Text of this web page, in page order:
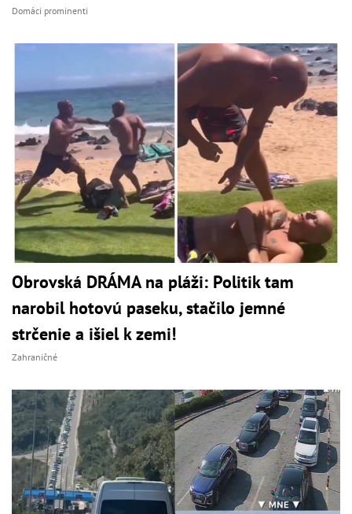
Domáci prominenti
Obrovská DRÁMA na pláži: Politik tam
narobil hotovú paseku, stačilo jemné
strčenie a išiel k zemi!
Zahraničné